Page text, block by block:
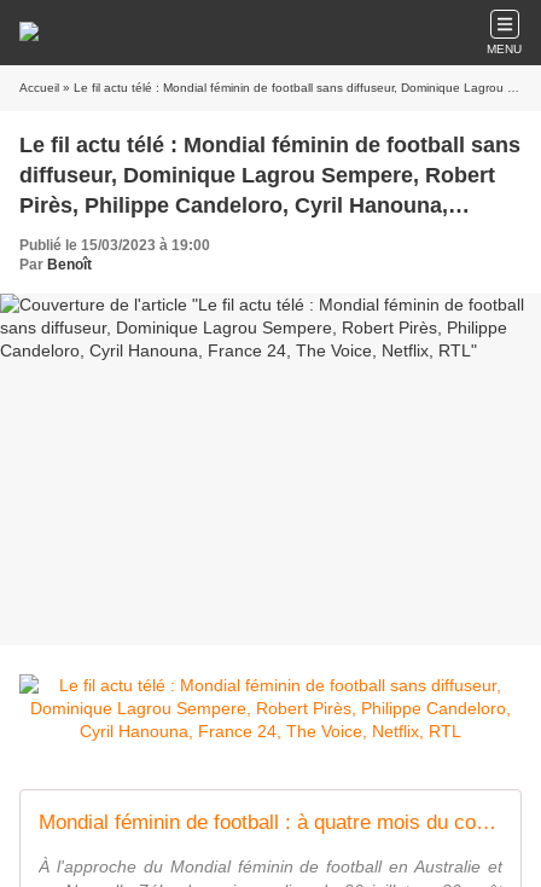
MENU
Accueil » Le fil actu télé : Mondial féminin de football sans diffuseur, Dominique Lagrou Sempere, Robert Pirès, Philippe Candeloro, Cyril Hanouna, France 24, The Voice, Netflix, RTL
Le fil actu télé : Mondial féminin de football sans
diffuseur, Dominique Lagrou Sempere, Robert
Pirès, Philippe Candeloro, Cyril Hanouna,
France 24, The Voice, Netflix, RTL
Publié le 15/03/2023 à 19:00
Par Benoît
Mondial féminin de football : à quatre mois du coup d'envoi, toujours pas de diffuseur en France
À l'approche du Mondial féminin de football en Australie et